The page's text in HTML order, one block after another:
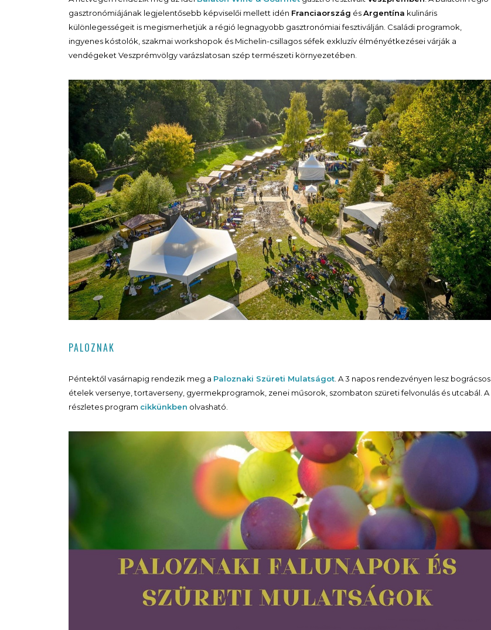
gasztronómiájának legjelentősebb képviselői mellett idén Franciaország ésArgentína kulináris
különlegességeit is megismerhetjük a régió legnagyobb gasztronómiai fesztiválján. Családi programok,
ingyenes kóstolók, szakmai workshopok és Michelin-csillagos séfek exkluzív élményétkezései várják a
vendégeket Veszprémvölgy varázslatosan szép természeti környezetében.
PALOZNAK
Péntektől vasárnapig rendezik meg a Paloznaki Szüreti Mulatságot . A 3 napos rendezvényen lesz bográcsos
ételek versenye, tortaverseny, gyermekprogramok, zenei műsorok, szombaton szüreti felvonulás és utcabál. A
részletes program cikkünkben olvasható.